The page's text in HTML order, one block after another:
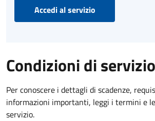
Accedi al servizio
Condizioni di servizio
Per conoscere i dettagli di scadenze,
informazioni importanti, leggi i termini e
servizio.